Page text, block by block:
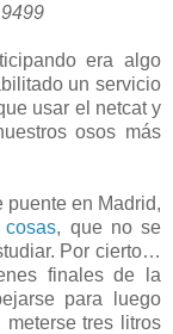
era algo
un servicio
usar el netcat y
osos más
puente en Madrid,
, que no se
Por cierto…
finales de la
para luego
tres litros